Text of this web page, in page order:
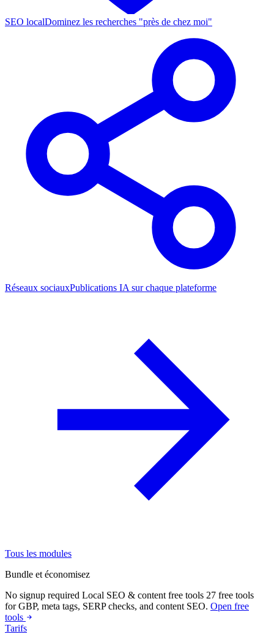
SEO localDominez les recherches "près de chez moi"
Réseaux sociauxPublications IA sur chaque plateforme
Tous les modules
Bundle et économisez
No signup required Local SEO & content free tools 27 free tools
for GBP, meta tags, SERP checks, and content SEO. Open free
tools
Tarifs